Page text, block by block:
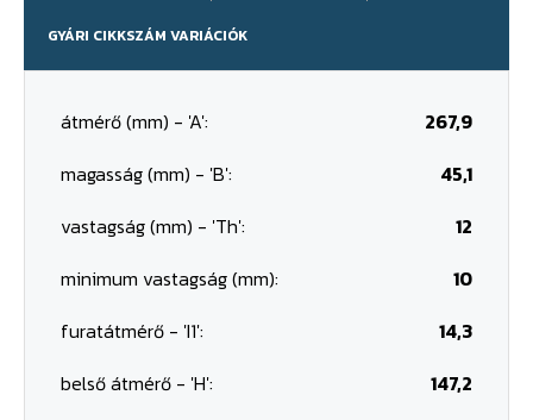
GYÁRI CIKKSZÁM VARIÁCIÓK
átmérő (mm) - 'A':
267,9
magasság (mm) - 'B':
45,1
vastagság (mm) - 'Th':
12
minimum vastagság (mm):
10
furatátmérő - 'I1':
14,3
belső átmérő - 'H':
147,2